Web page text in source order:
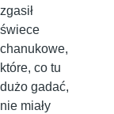
zgasił
świece
chanukowe,
które, co tu
dużo gadać,
nie miały